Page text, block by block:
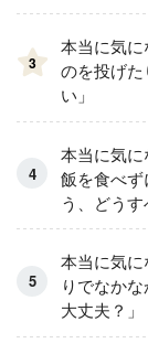
3
本当に気
のを投げ
い」
本当に気
飯を食べ
う、どうす
本当に気
りでなか
大丈夫？」